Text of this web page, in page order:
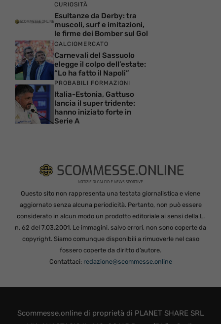
CURIOSITÀ
Esultanze da Derby: tra
muscoli, surf e imitazioni,
le firme dei Bomber sul Gol
CALCIOMERCATO
Carnevali del Sassuolo
elegge il colpo dell’estate:
“Lo ha fatto il Napoli”
PROBABILI FORMAZIONI
Italia-Estonia, Gattuso
lancia il super tridente:
hanno iniziato forte in
Serie A
Questo sito non rappresenta una testata giornalistica e viene
aggiornato senza alcuna periodicità. Pertanto, non può essere
considerato in alcun modo un prodotto editoriale ai sensi della L.
n. 62 del 7.03.2001. Le immagini, salvo errori, non sono coperte da
copyright. Siamo comunque disponibili a rimuoverle nel caso
fossero coperte da diritto d’autore.
Contattaci: redazione@scommesse.online
Scommesse.online di proprietà di PLANET SHARE SRL